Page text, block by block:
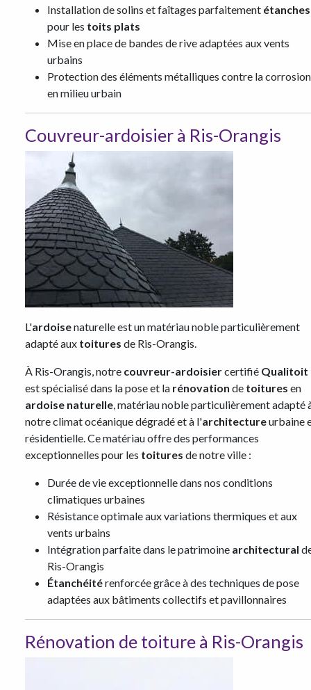
Installation de solins et faîtages parfaitement étanches
pour les toits plats
Mise en place de bandes de rive adaptées aux vents
urbains
Protection des éléments métalliques contre la corrosion
en milieu urbain
Couvreur-ardoisier à Ris-Orangis
L'ardoisenaturelle est un matériau noble particulièrement
adapté aux toitures de Ris-Orangis.
À Ris-Orangis, notre couvreur-ardoisiercertifié Qualitoit
est spécialisé dans la pose et la rénovation de toitures en
ardoise naturelle, matériau noble particulièrement adapté
notre climat océanique dégradé et à l'architectureurbaine
résidentielle. Ce matériau offre des performances
exceptionnelles pour les toitures de notre ville :
Durée de vie exceptionnelle dans nos conditions
climatiques urbaines
Résistance optimale aux variations thermiques et aux
vents urbains
Intégration parfaite dans le patrimoine architectural
Ris-Orangis
Étanchéitérenforcée grâce à des techniques de pose
adaptées aux bâtiments collectifs et pavillonnaires
Rénovation de toiture à Ris-Orangis